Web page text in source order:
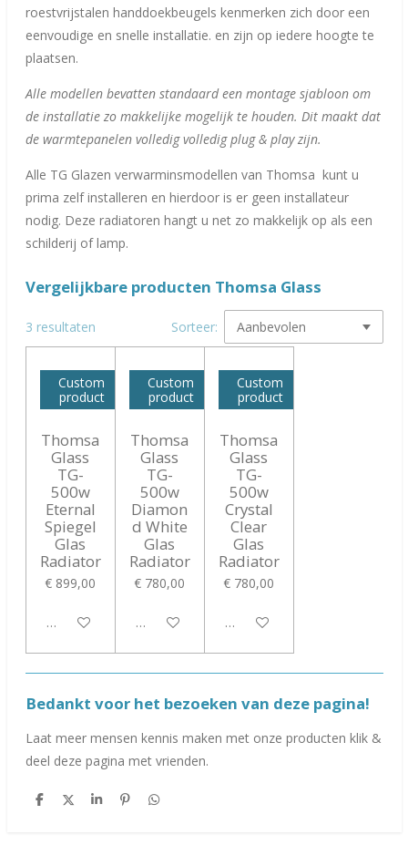
roestvrijstalen handdoekbeugels kenmerken zich door een
eenvoudige en snelle installatie. en zijn op iedere hoogte te
plaatsen.
Alle modellen bevatten standaard een montage sjabloon om
de installatie zo makkelijke mogelijk te houden. Dit maakt dat
de warmtepanelen volledig volledig plug & play zijn.
Alle TG Glazen verwarminsmodellen van Thomsa kunt u
prima zelf installeren en hierdoor is er geen installateur
nodig. Deze radiatoren hangt u net zo makkelijk op als een
schilderij of lamp.
Vergelijkbare producten Thomsa Glass
3 resultaten Sorteer:
Custom
product
Thomsa
Glass
TG-
500w
Eternal
Spiegel
Glas
Radiator
€ 899,00
In winkelwagen
Custom
product
Thomsa
Glass
TG-
500w
Diamon
d White
Glas
Radiator
€ 780,00
In winkelwagen
Custom
product
Thomsa
Glass
TG-
500w
Crystal
Clear
Glas
Radiator
€ 780,00
In winkelwagen
Bedankt voor het bezoeken van deze pagina!
Laat meer mensen kennis maken met onze producten klik &
deel deze pagina met vrienden.
D
D
S
P
D